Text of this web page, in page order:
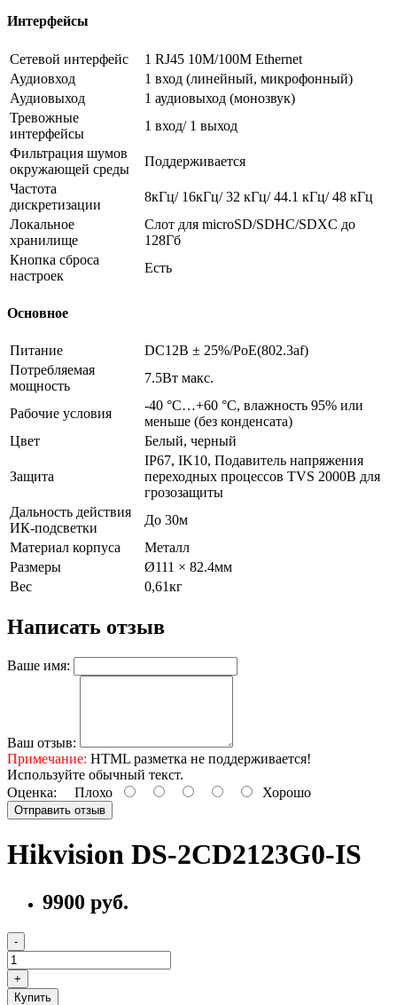
Интерфейсы
Сетевой интерфейс
1 RJ45 10M/100M Ethernet
Аудиовход
1 вход (линейный, микрофонный)
Аудиовыход
1 аудиовыход (монозвук)
Тревожные
интерфейсы
1 вход/ 1 выход
Фильтрация шумов
окружающей среды
Поддерживается
Частота
дискретизации
8кГц/ 16кГц/ 32 кГц/ 44.1 кГц/ 48 кГц
Локальное
хранилище
Слот для microSD/SDHC/SDXC до
128Гб
Кнопка сброса
настроек
Есть
Основное
Питание
DC12В ± 25%/PoE(802.3af)
Потребляемая
мощность
7.5Вт макс.
Рабочие условия
-40 °C…+60 °C, влажность 95% или
меньше (без конденсата)
Цвет
Белый, черный
Защита
IP67, IK10, Подавитель напряжения
переходных процессов TVS 2000В для
грозозащиты
Дальность действия
ИК-подсветки
До 30м
Материал корпуса
Металл
Размеры
Ø111 × 82.4мм
Вес
0,61кг
Написать отзыв
Ваше имя:
Ваш отзыв:
Примечание: HTML разметка не поддерживается!
Используйте обычный текст.
Оценка: Плохо Хорошо
Отправить отзыв
Hikvision DS-2CD2123G0-IS
9900 руб.
Купить